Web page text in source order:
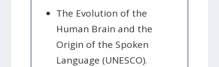
The Evolution of the
Human Brain and the
Origin of the Spoken
Language (UNESCO).